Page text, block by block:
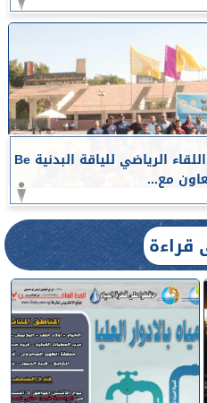
جامعة أسيوط تشهد انطلاق ”اللقاء الرياضي للياقة البدنية Be
قراءة